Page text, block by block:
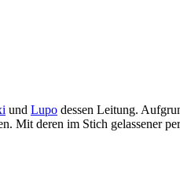
und Lupo dessen Leitung.
Mit deren im Stich gelassener